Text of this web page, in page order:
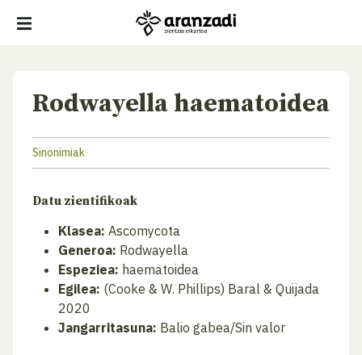
Rodwayella haematoidea
Sinonimiak
Datu zientifikoak
Klasea: Ascomycota
Generoa: Rodwayella
Espeziea: haematoidea
Egilea: (Cooke & W. Phillips) Baral & Quijada
2020
Jangarritasuna: Balio gabea/Sin valor